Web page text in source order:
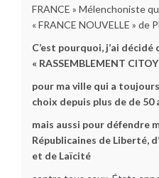
FRANCE » Mélenchoniste
« FRANCE NOUVELLE » de
C’est pourquoi, j’ai
« RASSEMBLEMENT
pour ma ville qui a
choix depuis plus de de 50
mais aussi pour défendre
Républicaines de Liberté,
et de Laïcité